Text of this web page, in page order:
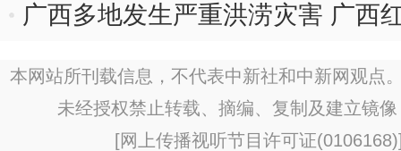
次
广西多地发生严重洪涝灾害 广西
逾1500万元
本网站所刊载信息，不代表中新社和中新网观点
未经授权禁止转载、摘编、复制及建立镜
[网上传播视听节目许可证(0106168)